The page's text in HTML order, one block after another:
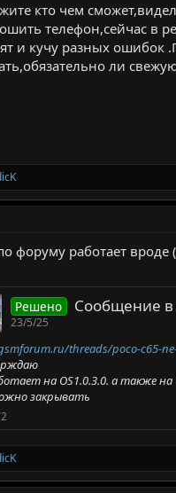
кто чем
телефон,сейчас в
и кучу разных
ли
форуму работает вроде (
Решено Сообщение в
23/5/25
threads/poco-c65-
на OS1.0.3.0. а также на
закрывать